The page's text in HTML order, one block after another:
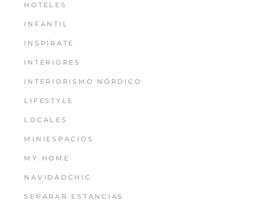
HOTELES
INFANTIL
INSPÍRATE
INTERIORES
INTERIORISMO NÓRDICO
LIFESTYLE
LOCALES
MINIESPACIOS
MY HOME
NAVIDADCHIC
SEPARAR ESTANCIAS